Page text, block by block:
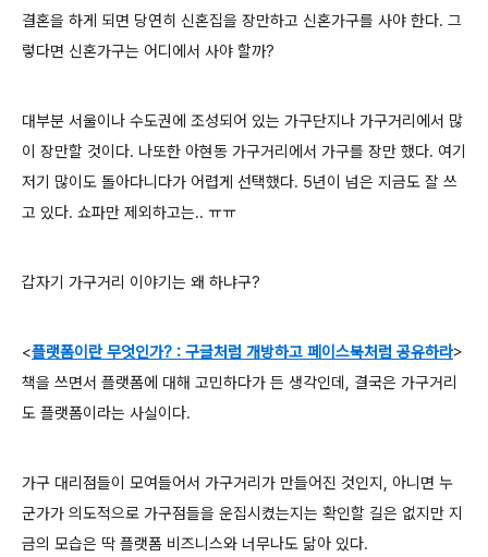
결혼을 하게 되면 당연히 신혼집을 장만하고 신혼가구를 사야 한다. 그
렇다면 신혼가구는 어디에서 사야 할까?
대부분 서울이나 수도권에 조성되어 있는 가구단지나 가구거리에서 많
이 장만할 것이다. 나또한 아현동 가구거리에서 가구를 장만 했다. 여기
저기 많이도 돌아다니다가 어렵게 선택했다. 5년이 넘은 지금도 잘 쓰
고 있다. 쇼파만 제외하고는.. ㅠㅠ
갑자기 가구거리 이야기는 왜 하냐구?
<플랫폼이란 무엇인가? : 구글처럼 개방하고 페이스북처럼 공유하라>
책을 쓰면서 플랫폼에 대해 고민하다가 든 생각인데, 결국은 가구거리
도 플랫폼이라는 사실이다.
가구 대리점들이 모여들어서 가구거리가 만들어진 것인지, 아니면 누
군가가 의도적으로 가구점들을 운집시켰는지는 확인할 길은 없지만 지
금의 모습은 딱 플랫폼 비즈니스와 너무나도 닮아 있다.